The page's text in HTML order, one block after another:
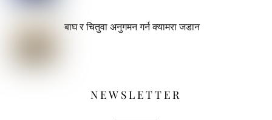
बाघ र चितुवा अनुगमन गर्न क्यामरा जडान
NEWSLETTER